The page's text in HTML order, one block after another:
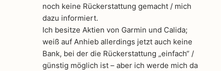
noch keine Rückerstattung gemacht / mich
dazu informiert.
Ich besitze Aktien von Garmin und Calida;
weiß auf Anhieb allerdings jetzt auch keine
Bank, bei der die Rückerstattung „einfach“ /
günstig möglich ist – aber ich werde mich da